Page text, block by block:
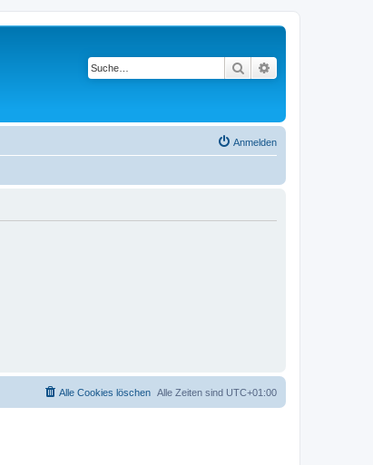
Suche
Anmelden
Alle Zeiten sind UTC+01:00
Alle Cookies löschen